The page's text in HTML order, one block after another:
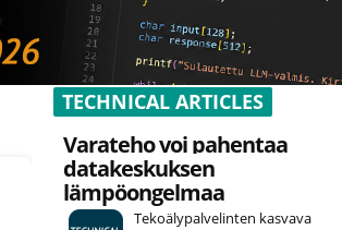
TECHNICAL ARTICLES
Varateho voi pahentaa
datakeskuksen
lämpöongelmaa
Tekoälypalvelinten kasvava